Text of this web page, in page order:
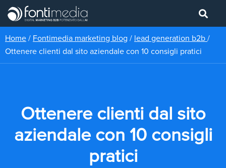
Home / Fontimedia marketing blog / lead generation b2b /
Ottenere clienti dal sito aziendale con 10 consigli pratici
Ottenere clienti dal sito
aziendale con 10 consigli
pratici